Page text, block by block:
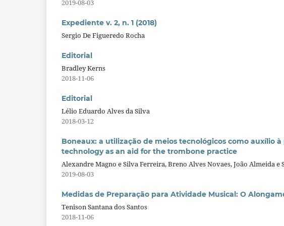
2019-08-03
Expediente v. 2, n. 1 (2018)
Sergio De Figueredo Rocha
Editorial
Bradley Kerns
2018-11-06
Editorial
Lélio Eduardo Alves da Silva
2018-03-12
Boneaux: a utilização de meios tecnológicos como auxílio
technology as an aid for the trombone practice
Alexandre Magno e Silva Ferreira, Breno Alves Novaes, João Almeida
2019-08-03
Medidas de Preparação para Atividade Musical: O
Tenison Santana dos Santos
2018-11-06